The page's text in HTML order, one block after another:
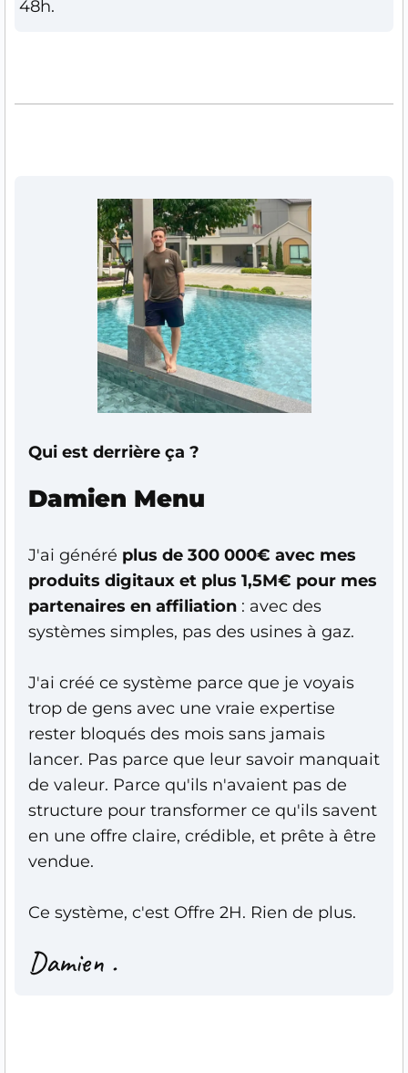
48h.
Qui est derrière ça ?
Damien Menu
J'ai généré plus de 300 000€ avec mes
produits digitaux et plus 1,5M€ pour mes
partenaires en affiliation : avec des
systèmes simples, pas des usines à gaz.
J'ai créé ce système parce que je voyais
trop de gens avec une vraie expertise
rester bloqués des mois sans jamais
lancer. Pas parce que leur savoir manquait
de valeur. Parce qu'ils n'avaient pas de
structure pour transformer ce qu'ils savent
en une offre claire, crédible, et prête à être
vendue.
Ce système, c'est Offre 2H. Rien de plus.
Damien .